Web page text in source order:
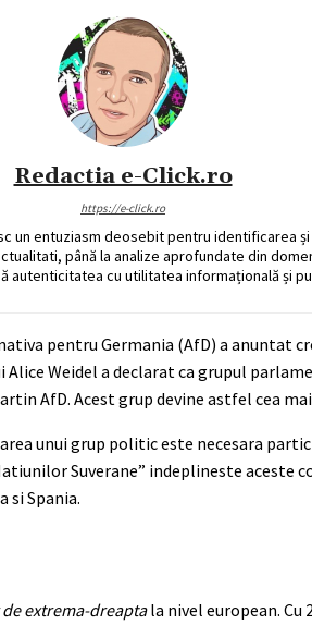
Redactia e-Click.ro
https://e-click.ro
un entuziasm deosebit pentru identificarea
până la analize aprofundate din
autenticitatea cu utilitatea informațională și
pentru Germania (AfD) a anuntat
Weidel a declarat ca grupul
AfD. Acest grup devine astfel cea
unui grup politic este necesara
Suverane” indeplineste
si Spania.
extrema-dreaptala nivel european. Cu